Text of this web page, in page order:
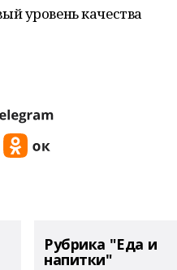
уровень качества
Рубрика "Еда и
напитки"